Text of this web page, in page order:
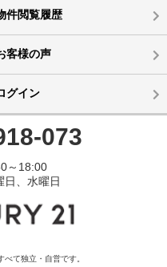
件閲覧履歴
客様の声
グイン
073
～18:00
日、水曜日
て独立・自営です。